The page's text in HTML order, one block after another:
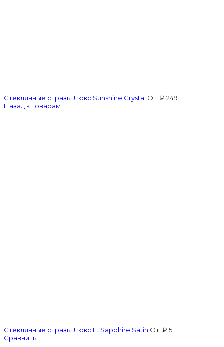
Стеклянные стразы Люкс Sunshine Crystal От: ₽ 249
Назад к товарам
Стеклянные стразы Люкс Lt.Sapphire Satin От: ₽ 5
Сравнить